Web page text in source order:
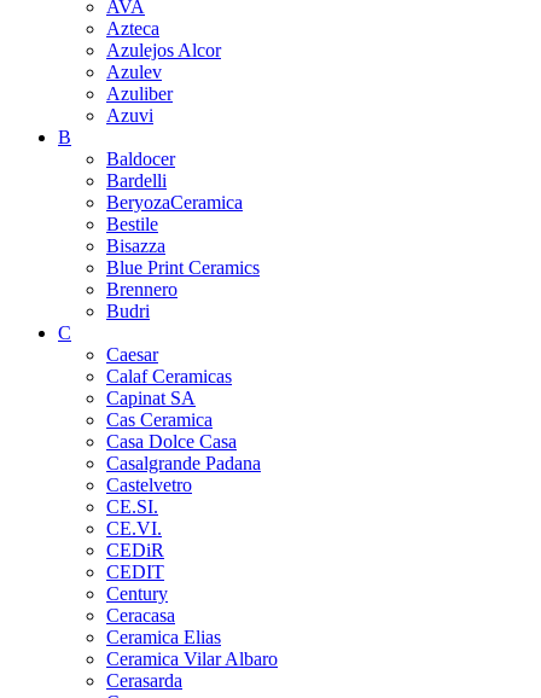
AVA
Azteca
Azulejos Alcor
Azulev
Azuliber
Azuvi
B
Baldocer
Bardelli
BeryozaCeramica
Bestile
Bisazza
Blue Print Ceramics
Brennero
Budri
C
Caesar
Calaf Ceramicas
Capinat SA
Cas Ceramica
Casa Dolce Casa
Casalgrande Padana
Castelvetro
CE.SI.
CE.VI.
CEDiR
CEDIT
Century
Ceracasa
Ceramica Elias
Ceramica Vilar Albaro
Cerasarda